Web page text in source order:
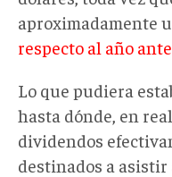
aproximadamente
respecto al año
Lo que pudiera
hasta dónde, en
dividendos
destinados a asistir